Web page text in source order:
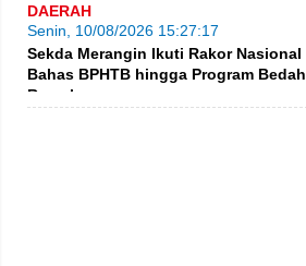
DAERAH
Senin, 10/08/2026 15:27:17
Sekda Merangin Ikuti Rakor Nasional
Bahas BPHTB hingga Program Bedah
Rumah